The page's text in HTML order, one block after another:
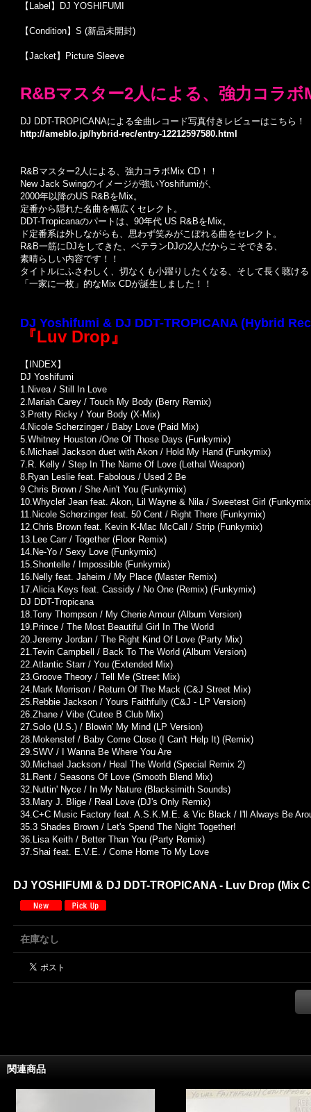
【Label】DJ YOSHIFUMI
【Condition】S (新品未開封)
【Jacket】Picture Sleeve
R&Bマスター2人による、強力コラボ
DJ DDT-TROPICANAによる全曲レコード写真付きレビューはこちら！
http://ameblo.jp/hybrid-rec/entry-12212597580.html
R&Bマスター2人による、強力コラボMix CD！！
New Jack Swingのイメージが強いYoshifumiが、
2000年以降のUS R&BをMix。
定番から隠れた名曲を幅広くセレクト。
DDT-Tropicanaのパートは、90年代 US R&BをMix。
ド定番系は外しながらも、思わず笑みがこぼれる曲をセレクト。
R&B一筋にDJをしてきた、ベテランDJの2人だからこそできる、
素晴らしい内容です！！
タイトルにふさわしく、切なくも小躍りしたくなる、そして長く聴ける
「一家に一枚」的なMix CDが誕生しました！！
DJ Yoshifumi & DJ DDT-TROPICANA (Hybrid
『Luv Drop』
【INDEX】
DJ Yoshifumi
1.Nivea / Still In Love
2.Mariah Carey / Touch My Body (Berry Remix)
3.Pretty Ricky / Your Body (X-Mix)
4.Nicole Scherzinger / Baby Love (Paid Mix)
5.Whitney Houston /One Of Those Days (Funkymix)
6.Michael Jackson duet with Akon / Hold My Hand (Funkymix)
7.R. Kelly / Step In The Name Of Love (Lethal Weapon)
8.Ryan Leslie feat. Fabolous / Used 2 Be
9.Chris Brown / She Ain't You (Funkymix)
10.Whyclef Jean feat. Akon, Lil Wayne & Nila / Sweetest Girl
11.Nicole Scherzinger feat. 50 Cent / Right There (Funkymix)
12.Chris Brown feat. Kevin K-Mac McCall / Strip (Funkymix)
13.Lee Carr / Together (Floor Remix)
14.Ne-Yo / Sexy Love (Funkymix)
15.Shontelle / Impossible (Funkymix)
16.Nelly feat. Jaheim / My Place (Master Remix)
17.Alicia Keys feat. Cassidy / No One (Remix) (Funkymix)
DJ DDT-Tropicana
18.Tony Thompson / My Cherie Amour (Album Version)
19.Prince / The Most Beautiful Girl In The World
20.Jeremy Jordan / The Right Kind Of Love (Party Mix)
21.Tevin Campbell / Back To The World (Album Version)
22.Atlantic Starr / You (Extended Mix)
23.Groove Theory / Tell Me (Street Mix)
24.Mark Morrison / Return Of The Mack (C&J Street Mix)
25.Rebbie Jackson / Yours Faithfully (C&J - LP Version)
26.Zhane / Vibe (Cutee B Club Mix)
27.Solo (U.S.) / Blowin' My Mind (LP Version)
28.Mokenstef / Baby Come Close (I Can't Help It) (Remix)
29.SWV / I Wanna Be Where You Are
30.Michael Jackson / Heal The World (Special Remix 2)
31.Rent / Seasons Of Love (Smooth Blend Mix)
32.Nuttin' Nyce / In My Nature (Blacksimith Sounds)
33.Mary J. Blige / Real Love (DJ's Only Remix)
34.C+C Music Factory feat. A.S.K.M.E. & Vic Black / I'll Always Be
35.3 Shades Brown / Let's Spend The Night Together!
36.Lisa Keith / Better Than You (Party Remix)
37.Shai feat. E.V.E. / Come Home To My Love
DJ YOSHIFUMI & DJ DDT-TROPICANA - Luv Drop (Mix
在庫なし
関連商品